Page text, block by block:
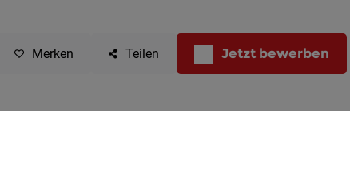
Merken Teilen Jetzt bewerben